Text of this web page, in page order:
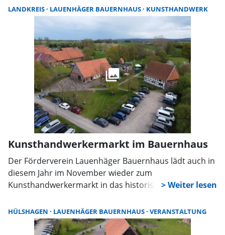
„Klassiker“ wie den Kunsthandwerkermarkt umfasst.
LANDKREIS LAUENHÄGER BAUERNHAUS KUNSTHANDWERK
Kunsthandwerkermarkt im Bauernhaus
Der Förderverein Lauenhäger Bauernhaus lädt auch in
diesem Jahr im November wieder zum
Kunsthandwerkermarkt in das historische Gebäude in
hier heimische Aussteller Handgemachtes an.
HÜLSHAGEN LAUENHÄGER BAUERNHAUS VERANSTALTUNG